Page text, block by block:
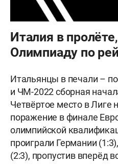
Италия в
Олимпиаду по
Итальянцы в печали –
и ЧМ-2022 сборная
Четвёртое место в Лиге
поражение в финале
олимпийской
проиграли Германии
(2:3), пропустив вперёд